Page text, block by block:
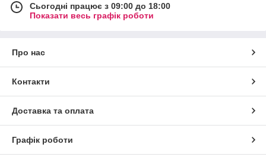
Сьогодні працює з 09:00 до 18:00
Показати весь графік роботи
Про нас
Контакти
Доставка та оплата
Графік роботи